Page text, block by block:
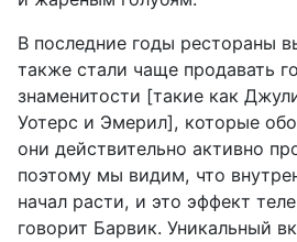
В последние годы рестораны
также стали чаще продавать
знаменитости [такие как
Уотерс и Эмерил], которые
они действительно активно
поэтому мы видим, что
начал расти, и это эффект
говорит Барвик. Уникальный